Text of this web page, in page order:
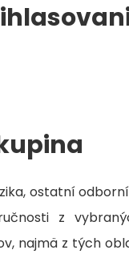
ostatní
z
najmä z tých